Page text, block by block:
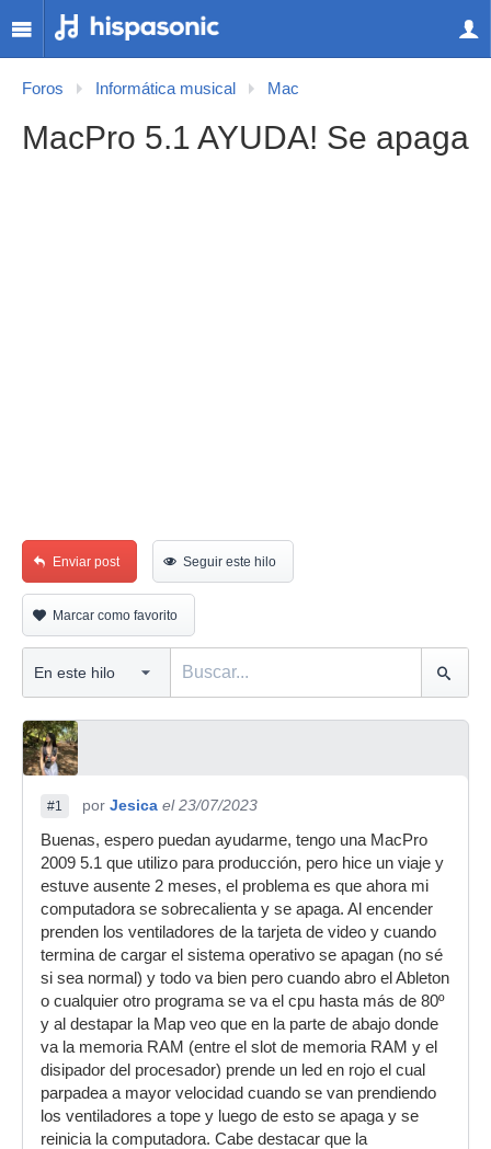
Foros Informática musical Mac
MacPro 5.1 AYUDA! Se apaga
Enviar post Seguir este hilo
Marcar como favorito
#1 por Jesica el 23/07/2023
Buenas, espero puedan ayudarme, tengo una MacPro
2009 5.1 que utilizo para producción, pero hice un viaje y
estuve ausente 2 meses, el problema es que ahora mi
computadora se sobrecalienta y se apaga. Al encender
prenden los ventiladores de la tarjeta de video y cuando
termina de cargar el sistema operativo se apagan (no sé
si sea normal) y todo va bien pero cuando abro el Ableton
o cualquier otro programa se va el cpu hasta más de 80º
y al destapar la Map veo que en la parte de abajo donde
va la memoria RAM (entre el slot de memoria RAM y el
disipador del procesador) prende un led en rojo el cual
parpadea a mayor velocidad cuando se van prendiendo
los ventiladores a tope y luego de esto se apaga y se
reinicia la computadora. Cabe destacar que la